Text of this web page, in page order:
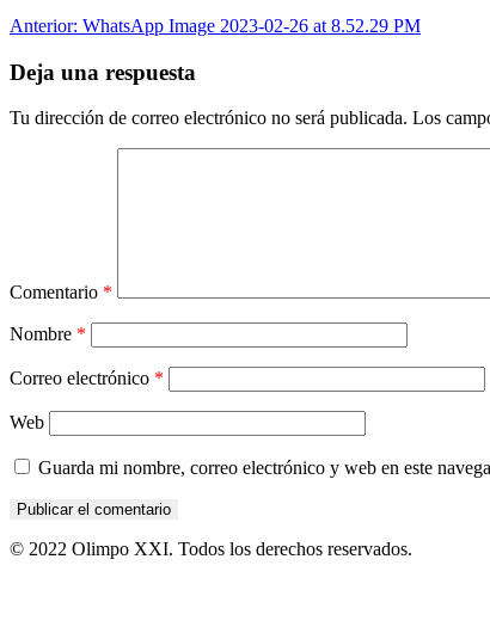
Anterior: WhatsApp Image 2023-02-26 at 8.52.29 PM
Deja una respuesta
Tu dirección de correo electrónico no será publicada. Los
Comentario *
Nombre *
Correo electrónico *
Web
Guarda mi nombre, correo electrónico y web en este
© 2022 Olimpo XXI. Todos los derechos reservados.